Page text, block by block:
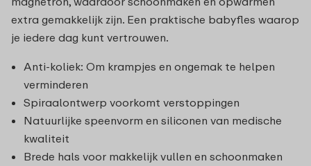
extra gemakkelijk zijn. Een praktische babyfles waarop
je iedere dag kunt vertrouwen.
Anti-koliek: Om krampjes en ongemak te helpen
verminderen
Spiraalontwerp voorkomt verstoppingen
Natuurlijke speenvorm en siliconen van medische
kwaliteit
Brede hals voor makkelijk vullen en schoonmaken